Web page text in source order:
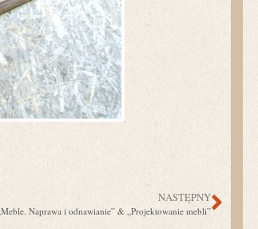
NASTĘPNY
„Meble. Naprawa i odnawianie” & „Projektowanie mebli”